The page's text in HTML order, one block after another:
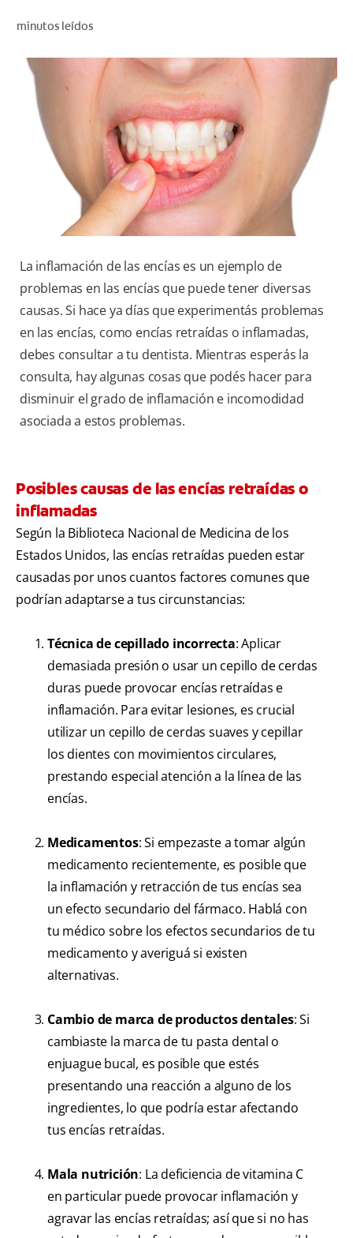
PARA PROFESIONALES
AR (ES)
SUSCRIBITE
minutos leídos
La inflamación de las encías es un ejemplo de
problemas en las encías que puede tener diversas
causas. Si hace ya días que experimentás problemas
en las encías, como encías retraídas o inflamadas,
debes consultar a tu dentista. Mientras esperás la
consulta, hay algunas cosas que podés hacer para
disminuir el grado de inflamación e incomodidad
asociada a estos problemas.
Posibles causas de las encías retraídas o
inflamadas
Según la Biblioteca Nacional de Medicina de los
Estados Unidos, las encías retraídas pueden estar
causadas por unos cuantos factores comunes que
podrían adaptarse a tus circunstancias:
Técnica de cepillado incorrecta: Aplicar
demasiada presión o usar un cepillo de cerdas
duras puede provocar encías retraídas e
inflamación. Para evitar lesiones, es crucial
utilizar un cepillo de cerdas suaves y cepillar
los dientes con movimientos circulares,
prestando especial atención a la línea de las
encías.
Medicamentos: Si empezaste a tomar algún
medicamento recientemente, es posible que
la inflamación y retracción de tus encías sea
un efecto secundario del fármaco. Hablá con
tu médico sobre los efectos secundarios de tu
medicamento y averiguá si existen
alternativas.
Cambio de marca de productos dentales: Si
cambiaste la marca de tu pasta dental o
enjuague bucal, es posible que estés
presentando una reacción a alguno de los
ingredientes, lo que podría estar afectando
tus encías retraídas.
Mala nutrición: La deficiencia de vitamina C
en particular puede provocar inflamación y
agravar las encías retraídas; así que si no has